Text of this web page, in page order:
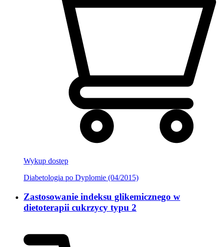
Wykup dostęp
Diabetologia po Dyplomie (04/2015)
Zastosowanie indeksu glikemicznego w
dietoterapii cukrzycy typu 2